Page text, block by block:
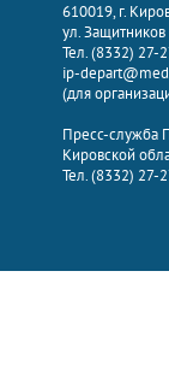
610019, г.
ул. Защитников
Тел. (8332) 27-
ip-
(для
Пресс-служба
Кировской
Тел. (8332) 27-